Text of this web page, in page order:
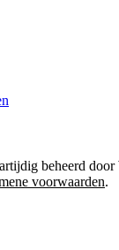
beheerd
voorwaarden.